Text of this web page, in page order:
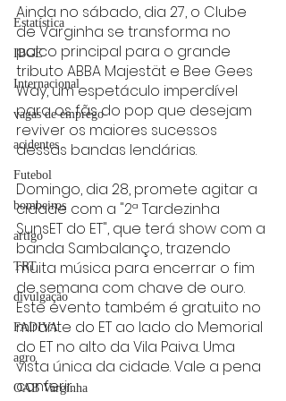
Estatística
IBGE
Internacional
vagas de emprego
acidentes
Futebol
bombeiros
artigo
TRT
divulgação
FADIVA
agro
OAB Varginha
Ainda no sábado, dia 27, o Clube
de Varginha se transforma no
palco principal para o grande
tributo ABBA Majestät e Bee Gees
Way, um espetáculo imperdível
para os fãs do pop que desejam
reviver os maiores sucessos
dessas bandas lendárias.
Domingo, dia 28, promete agitar a
cidade com a "2ª Tardezinha
SunsET do ET", que terá show com a
banda Sambalanço, trazendo
muita música para encerrar o fim
de semana com chave de ouro.
Este evento também é gratuito no
mirante do ET ao lado do Memorial
do ET no alto da Vila Paiva. Uma
vista única da cidade. Vale a pena
conferir.